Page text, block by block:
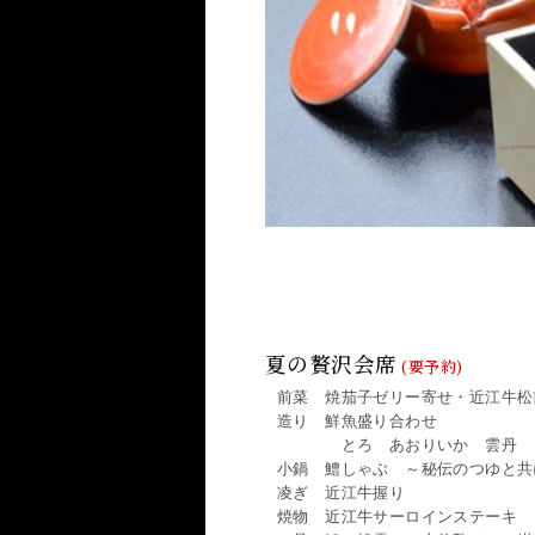
夏の贅沢会席
前菜 焼茄子ゼリー寄せ・近江牛
造り 鮮魚盛り合わせ
とろ あおりいか 雲丹
小鍋 鱧しゃぶ ～秘伝のつゆと共
凌ぎ 近江牛握り
焼物 近江牛サーロインステーキ